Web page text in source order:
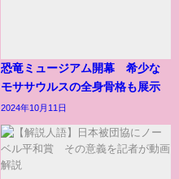
恐竜ミュージアム開幕 希少な
モササウルスの全身骨格も展示
2024年10月11日